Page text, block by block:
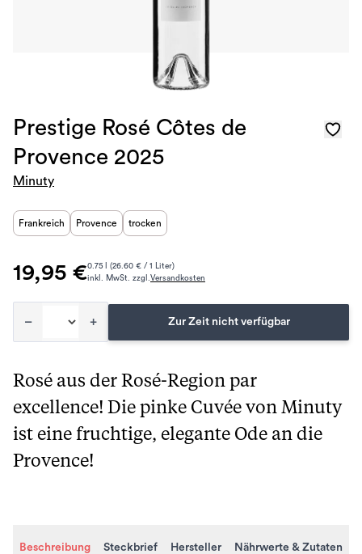
Prestige Rosé Côtes de
Provence 2025
Minuty
Frankreich Provence trocken
19,95 €0.75 l (26.60 € / 1 Liter)
inkl. MwSt. zzgl.Versandkosten
– + Zur Zeit nicht verfügbar
Rosé aus der Rosé-Region par
excellence! Die pinke Cuvée von Minuty
ist eine fruchtige, elegante Ode an die
Provence!
Beschreibung Steckbrief Hersteller Nährwerte & Zutaten